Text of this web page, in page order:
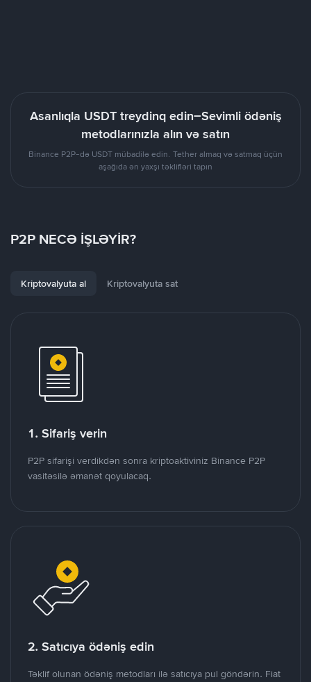
Asanlıqla USDT treydinq edin–Sevimli ödəniş
metodlarınızla alın və satın
Binance P2P-də USDT mübadilə edin. Tether almaq və satmaq üçün
aşağıda ən yaxşı təklifləri tapın
P2P NECƏ İŞLƏYİR?
Kriptovalyuta al Kriptovalyuta sat
1. Sifariş verin
P2P sifarişi verdikdən sonra kriptoaktiviniz Binance P2P
vasitəsilə əmanət qoyulacaq.
2. Satıcıya ödəniş edin
Təklif olunan ödəniş metodları ilə satıcıya pul göndərin. Fiat